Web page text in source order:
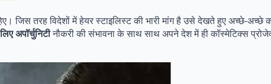
जिस तरह विदेशों में हेयर स्टाइलिस्ट की भारी मांग है उसे देखते हुए अच्छे-अच्छे
अपॉर्चुनिटीनौकरी की संभावना के साथ साथ अपने देश में ही कॉस्मेटिक्स